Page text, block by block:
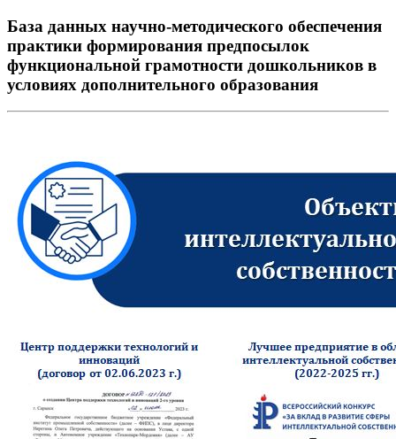
База данных научно-методического обеспечения
практики формирования предпосылок
функциональной грамотности дошкольников в
условиях дополнительного образования